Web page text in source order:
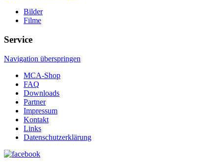
Bilder
Filme
Service
Navigation überspringen
MCA-Shop
FAQ
Downloads
Partner
Impressum
Kontakt
Links
Datenschutzerklärung